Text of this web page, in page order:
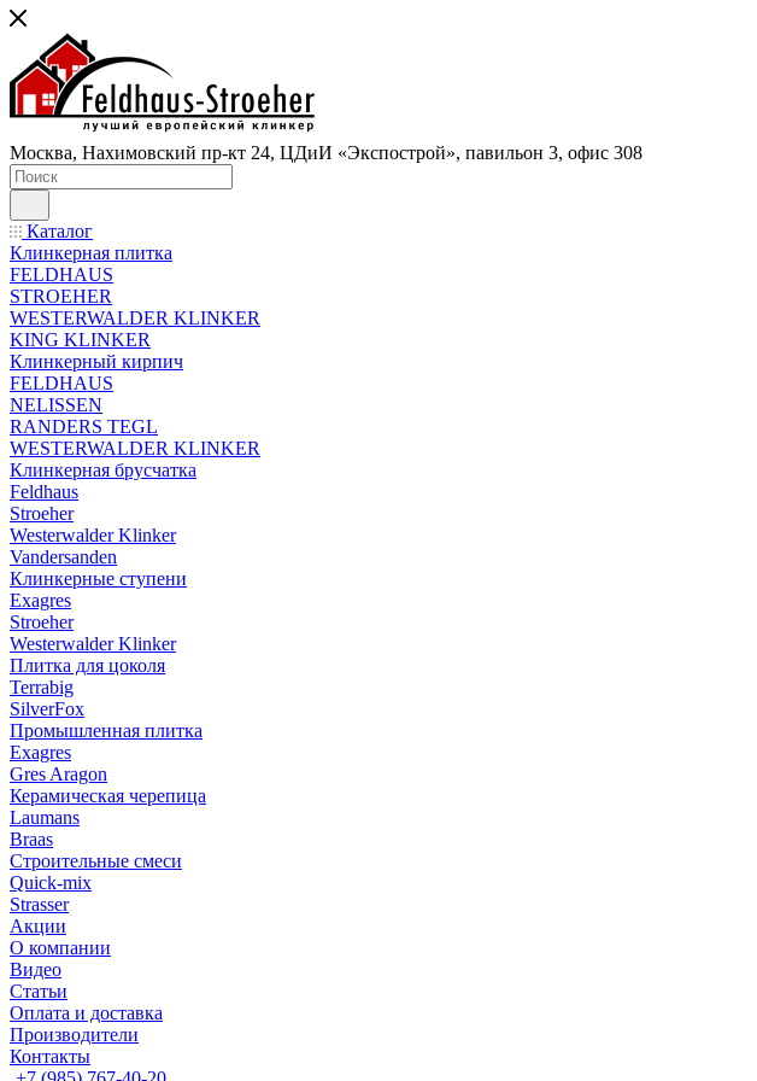
Москва, Нахимовский пр-кт 24, ЦДиИ «Экспострой», павильон 3, офис 308
Каталог
Клинкерная плитка
FELDHAUS
STROEHER
WESTERWALDER KLINKER
KING KLINKER
Клинкерный кирпич
FELDHAUS
NELISSEN
RANDERS TEGL
WESTERWALDER KLINKER
Клинкерная брусчатка
Feldhaus
Stroeher
Westerwalder Klinker
Vandersanden
Клинкерные ступени
Exagres
Stroeher
Westerwalder Klinker
Плитка для цоколя
Terrabig
SilverFox
Промышленная плитка
Exagres
Gres Aragon
Керамическая черепица
Laumans
Braas
Строительные смеси
Quick-mix
Strasser
Акции
О компании
Видео
Статьи
Оплата и доставка
Производители
Контакты